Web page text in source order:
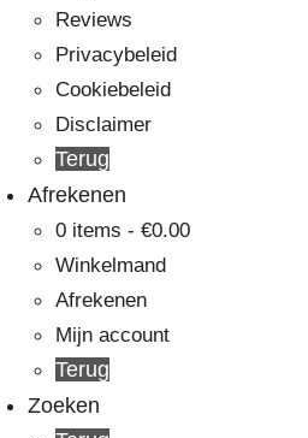
Reviews
Privacybeleid
Cookiebeleid
Disclaimer
Terug
Afrekenen
0 items - €0.00
Winkelmand
Afrekenen
Mijn account
Terug
Zoeken